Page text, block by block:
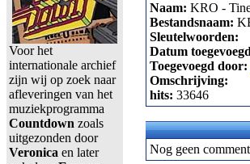
Voor het
internationale archief
zijn wij op zoek naar
afleveringen van het
muziekprogramma
Countdown zoals
uitgezonden door
Veronica en later
Naam: KRO -
Bestandsnaam:
Sleutelwoorden:
Datum
Toegevoegd door:
Omschrijving:
hits: 33646
Nog geen